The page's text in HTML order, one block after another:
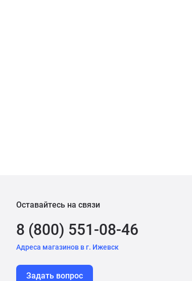
Оставайтесь на связи
8 (800) 551-08-46
Адреса магазинов в г. Ижевск
Задать вопрос